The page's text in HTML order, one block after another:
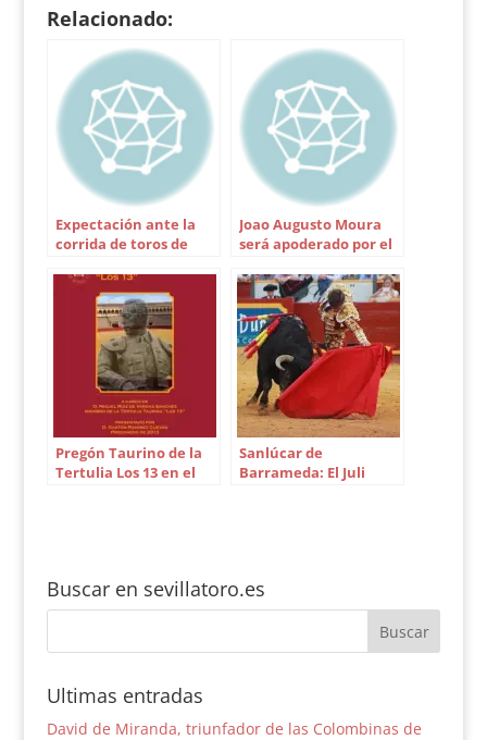
establecido por el
ayuntamiento de la
villa ducal. El taurino
José Luis Peralta
volverá a ser el
empresario de esta
localidad sevillana,
donde ya ejerció como
tal en la pasada
temporada.…
Relacionado:
Expectación ante la
corrida de toros de
Joao Augusto Moura
será apoderado por el
Pregón Taurino de la
Tertulia Los 13 en el
Sanlúcar de
Barrameda: El Juli
Buscar en sevillatoro.es
Ultimas entradas
David de Miranda, triunfador de las Colombinas de